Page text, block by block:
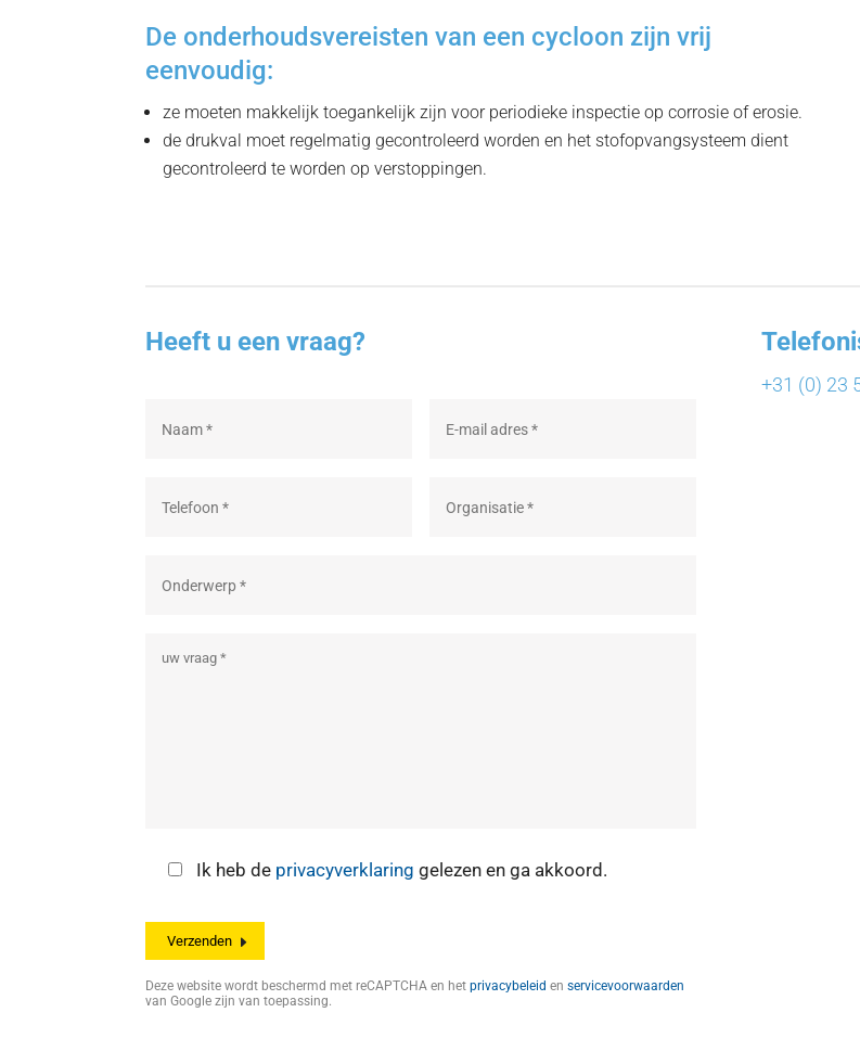
De onderhoudsvereisten van een cycloon zijn vrij
eenvoudig:
ze moeten makkelijk toegankelijk zijn voor periodieke inspectie op corrosie of erosie.
de drukval moet regelmatig gecontroleerd worden en het stofopvangsysteem dient
gecontroleerd te worden op verstoppingen.
Heeft u een vraag?
Ik heb de privacyverklaring gelezen en ga akkoord.
Deze website wordt beschermd met reCAPTCHA en hetprivacybeleid enservicevoorwaarden
van Google zijn van toepassing.
+31 (0) 23